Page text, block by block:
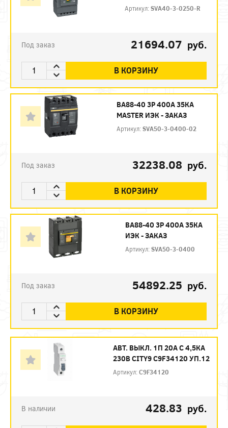
Артикул:SVA40-3-0250-R
Под заказ 21694.07 руб.
В КОРЗИНУ
ВА88-40 3P 400А 35КА
MASTER ИЭК - ЗАКАЗ
Артикул:SVA50-3-0400-02
Под заказ 32238.08 руб.
В КОРЗИНУ
ВА88-40 3P 400А 35КА
ИЭК - ЗАКАЗ
Артикул:SVA50-3-0400
Под заказ 54892.25 руб.
В КОРЗИНУ
АВТ. ВЫКЛ. 1П 20А С 4,5КА
230В CITY9 C9F34120 УП.12
Артикул:C9F34120
В наличии 428.83 руб.